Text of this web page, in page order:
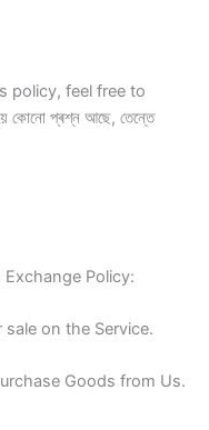
policy, feel free to
কোনো প্ৰশ্ন আছে, তেন্তে
Policy:
on the Service.
Goods from Us.